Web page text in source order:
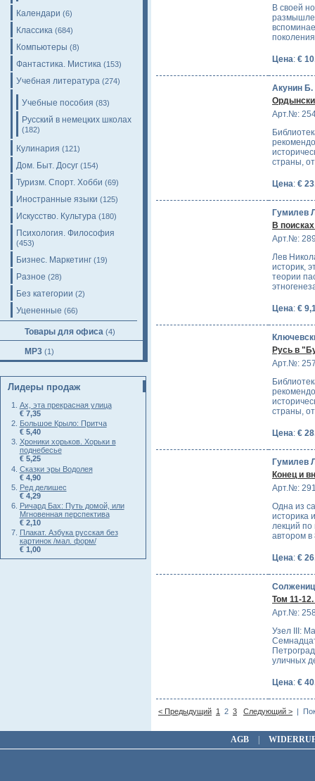
Календари (6)
Классика (684)
Компьютеры (8)
Фантастика. Мистика (153)
Учебная литература (274)
Учебные пособия (83)
Русский в немецких школах
(182)
Кулинария (121)
Дом. Быт. Досуг (154)
Туризм. Спорт. Хобби (69)
Иностранные языки (125)
Искусство. Культура (180)
Психология. Философия
(453)
Бизнес. Маркетинг (19)
Разное (28)
Без категории (2)
Уцененные (66)
Товары для офиса (4)
MP3 (1)
Лидеры продаж
Ах, эта прекрасная улица
€ 7,35
Большое Крыло: Притча
€ 5,40
Хроники хорьков. Хорьки в
поднебесье
€ 5,25
Сказки эры Водолея
€ 4,90
Ред делишес
€ 4,29
Ричард Бах: Путь домой, или
Мгновенная перспектива
€ 2,10
Плакат. Азбука русская без
картинок /мал. форм/
€ 1,00
В своей
Цена: €
Акунин Б.
Арт.№:
страны,
Цена: €
Гумилев
В
Арт.№:
Лев
историк,
теории
Цена: €
Русь в
Арт.№:
страны,
Цена: €
Гумилев
Конец и
Арт.№:
Одна из
историка
лекций
автором
Цена: €
Том 11-
Арт.№:
Узел III:
уличных
Цена: €
< Предыдущий 1 2 3 Следующий > |
AGB